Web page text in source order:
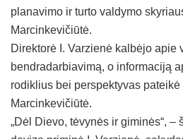
planavimo ir turto valdymo
Marcinkevičiūtė.
Direktorė I. Varzienė kalbėjo apie
bendradarbiavimą, o informaciją
rodiklius bei perspektyvas pateikė
Marcinkevičiūtė.
„Dėl Dievo, tėvynės ir giminės“,